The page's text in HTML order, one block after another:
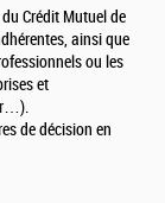
Crédit Mutuel de
ainsi que
ou les
et
de décision en